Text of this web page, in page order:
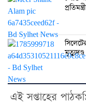
মৃত্যুদণ্ড
এই সপ্তাহের